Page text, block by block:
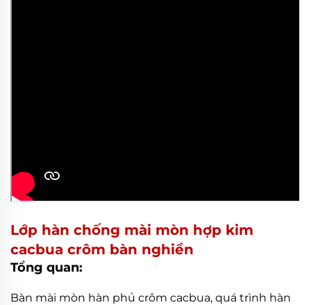
Lớp hàn chống mài mòn hợp kim
cacbua crôm bàn nghiền
Tổng quan:
Bàn mài mòn hàn phủ crôm cacbua, quá trình hàn